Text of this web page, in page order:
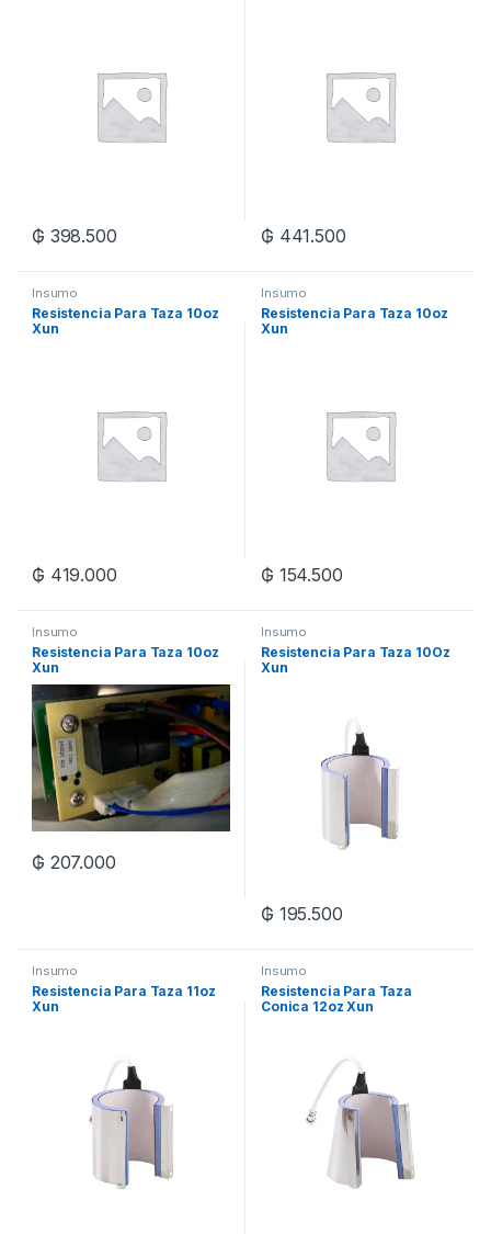
₲ 398.500 ₲ 441.500
Insumo
Resistencia Para Taza 10oz
Xun
₲ 419.000
Insumo
Resistencia Para Taza 10oz
Xun
₲ 154.500
Insumo
Resistencia Para Taza 10oz
Xun
₲ 207.000
Insumo
Resistencia Para Taza 10Oz
Xun
₲ 195.500
Insumo
Resistencia Para Taza 11oz
Xun
Insumo
Resistencia Para Taza
Conica 12oz Xun